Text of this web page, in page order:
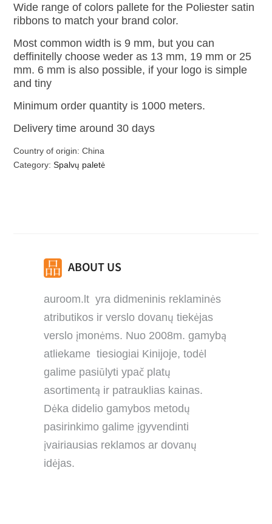
Wide range of colors pallete for the Poliester satin
ribbons to match your brand color.
Most common width is 9 mm, but you can
deffinitelly choose weder as 13 mm, 19 mm or 25
mm. 6 mm is also possible, if your logo is simple
and tiny
Minimum order quantity is 1000 meters.
Delivery time around 30 days
Country of origin: China
Category:Spalvų paletė
ABOUT US
auroom.lt yra didmeninis reklaminės
atributikos ir verslo dovanų tiekėjas
verslo įmonėms. Nuo 2008m. gamybą
atliekame tiesiogiai Kinijoje, todėl
galime pasiūlyti ypač platų
asortimentą ir patrauklias kainas.
Dėka didelio gamybos metodų
pasirinkimo galime įgyvendinti
įvairiausias reklamos ar dovanų
idėjas.